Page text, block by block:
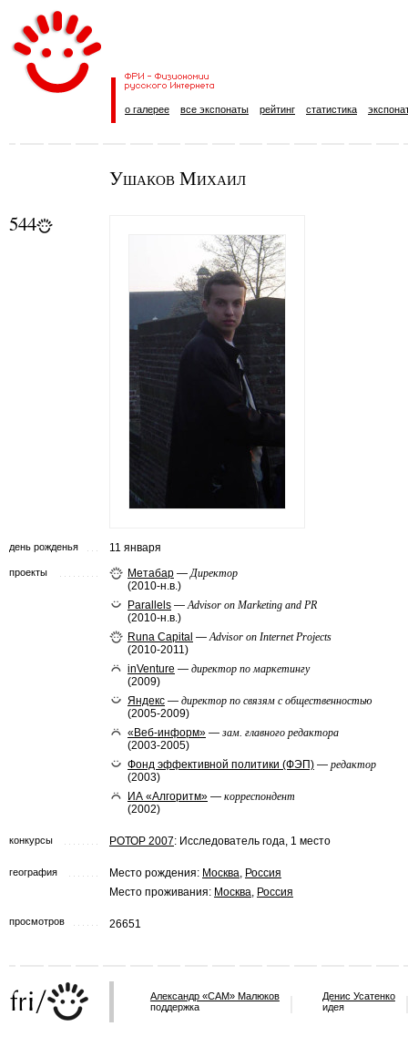
о галерее все экспонаты рейтинг статистика
Ушаков Михаил
544
день рожденья 11 января
проекты Метабар —Директор
(2010-н.в.)
Parallels —Advisor on Marketing and PR
(2010-н.в.)
Runa Capital —Advisor on Internet Projects
(2010-2011)
inVenture — директор по маркетингу
(2009)
Яндекс — директор по связям с общественностью
(2005-2009)
«Веб-информ» — зам. главного редактора
(2003-2005)
Фонд эффективной политики (ФЭП) — редактор
(2003)
ИА «Алгоритм» — корреспондент
(2002)
конкурсы РОТОР 2007: Исследователь года, 1 место
география Место рождения: Москва, Россия
Место проживания: Москва, Россия
просмотров 26651
Александр «САМ» Малюков
поддержка
Денис Усатенко
идея